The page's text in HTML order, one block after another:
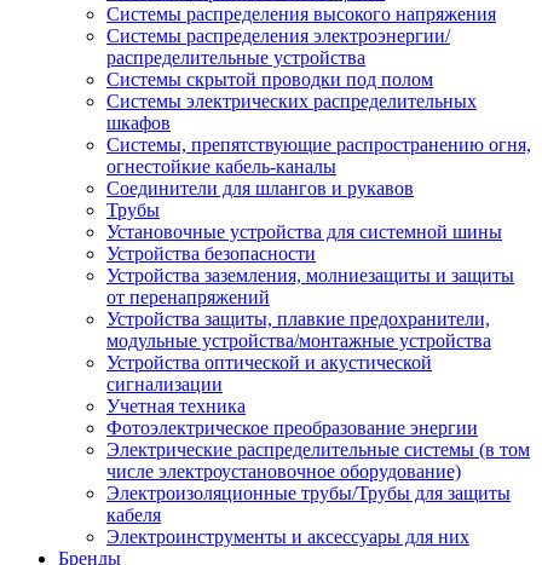
Системы распределения высокого напряжения
Системы распределения электроэнергии/
распределительные устройства
Системы скрытой проводки под полом
Системы электрических распределительных
шкафов
Системы, препятствующие распространению огня,
огнестойкие кабель-каналы
Соединители для шлангов и рукавов
Трубы
Установочные устройства для системной шины
Устройства безопасности
Устройства заземления, молниезащиты и защиты
от перенапряжений
Устройства защиты, плавкие предохранители,
модульные устройства/монтажные устройства
Устройства оптической и акустической
сигнализации
Учетная техника
Фотоэлектрическое преобразование энергии
Электрические распределительные системы (в том
числе электроустановочное оборудование)
Электроизоляционные трубы/Трубы для защиты
кабеля
Электроинструменты и аксессуары для них
Бренды